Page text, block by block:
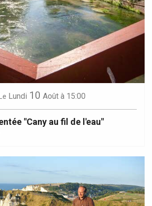
Lundi 10 Août à 15:00
"Cany au fil de l'eau"